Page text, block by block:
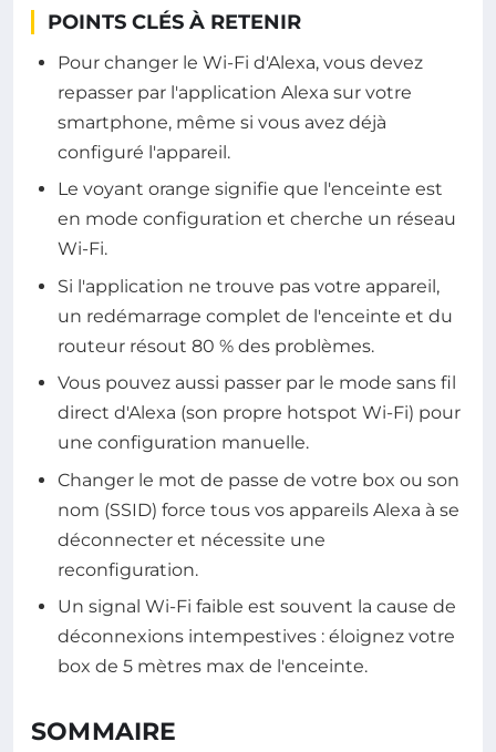
POINTS CLÉS À RETENIR
Pour changer le Wi-Fi d'Alexa, vous devez
repasser par l'application Alexa sur votre
smartphone, même si vous avez déjà
configuré l'appareil.
Le voyant orange signifie que l'enceinte est
en mode configuration et cherche un réseau
Wi-Fi.
Si l'application ne trouve pas votre appareil,
un redémarrage complet de l'enceinte et du
routeur résout 80 % des problèmes.
Vous pouvez aussi passer par le mode sans fil
direct d'Alexa (son propre hotspot Wi-Fi) pour
une configuration manuelle.
Changer le mot de passe de votre box ou son
nom (SSID) force tous vos appareils Alexa à se
déconnecter et nécessite une
reconfiguration.
Un signal Wi-Fi faible est souvent la cause de
déconnexions intempestives : éloignez votre
box de 5 mètres max de l'enceinte.
SOMMAIRE